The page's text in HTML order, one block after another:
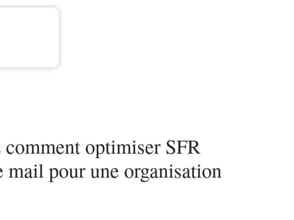
optimiser SFR
mail pour une organisation